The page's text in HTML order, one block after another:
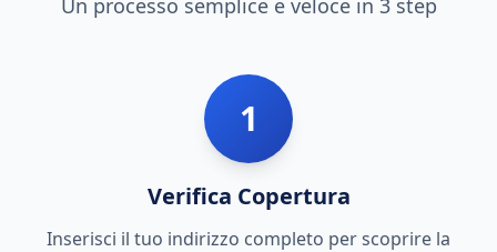
Un processo semplice e veloce in 3 step
1
Verifica Copertura
Inserisci il tuo indirizzo completo per scoprire la